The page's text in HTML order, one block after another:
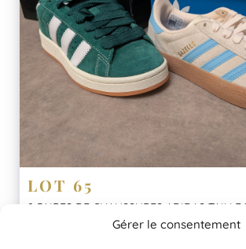
Gérer le consentement
LOT 65
2 PAIRES DE CHAUSSURES ADIDAS
CAMPUS 00S DARKGREEN/WHITE –